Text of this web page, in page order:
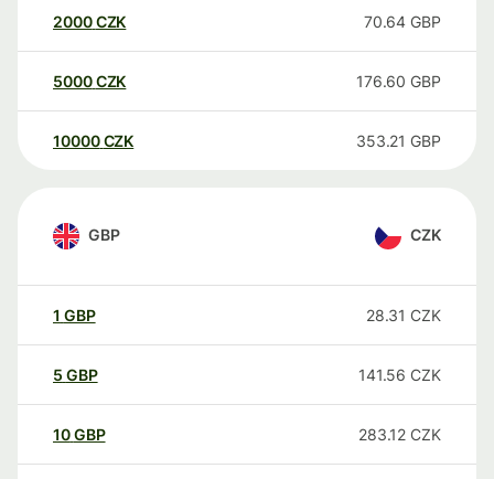
2000CZK 70.64 GBP
5000CZK 176.60 GBP
10000 CZK 353.21 GBP
GBP CZK
1 GBP 28.31 CZK
5 GBP 141.56 CZK
10GBP 283.12 CZK